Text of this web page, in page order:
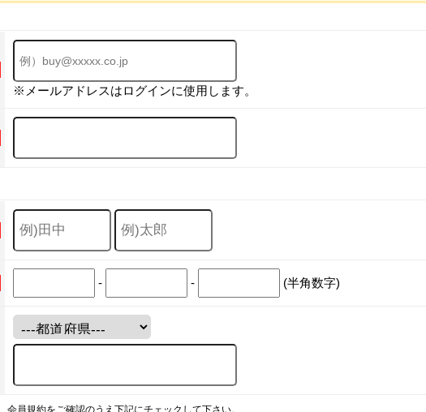
※メールアドレスはログインに使用します。
- - (半角数字)
会員規約をご確認のうえ下記にチェックして下さい。